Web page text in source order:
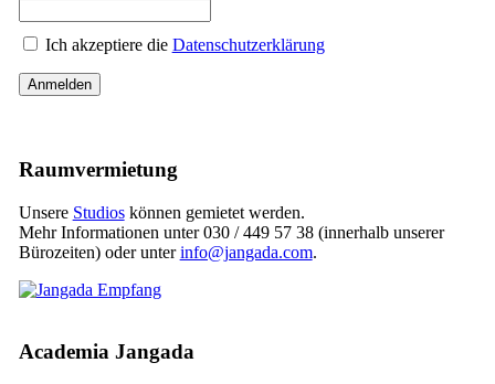
Ich akzeptiere die Datenschutzerklärung
Raumvermietung
Unsere Studioskönnen gemietet werden.
Mehr Informationen unter 030 / 449 57 38 (innerhalb unserer
Bürozeiten) oder unterinfo@jangada.com.
Academia Jangada